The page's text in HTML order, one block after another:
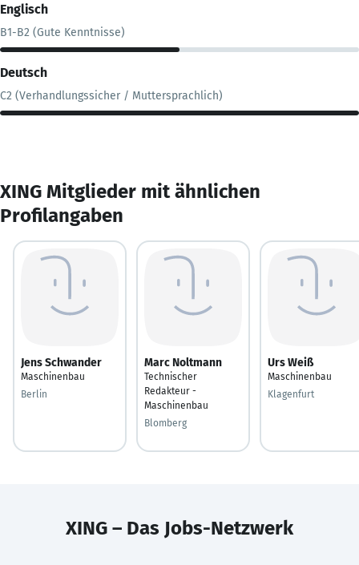
Englisch
B1-B2 (Gute Kenntnisse)
Deutsch
C2 (Verhandlungssicher / Muttersprachlich)
XING Mitglieder mit ähnlichen
Profilangaben
Jens Schwander
Maschinenbau
Berlin
Marc Noltmann
Technischer
Redakteur -
Maschinenbau
Blomberg
Urs Weiß
Maschinenbau
Klagenfurt
XING – Das Jobs-Netzwerk